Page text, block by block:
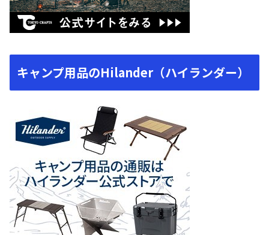
キャンプ用品のHilander（ハイランダー）